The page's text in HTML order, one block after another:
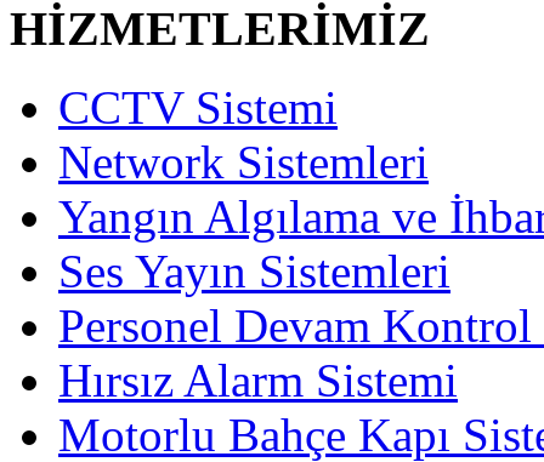
HİZMETLERİMİZ
CCTV Sistemi
Network Sistemleri
Yangın Algılama ve
Ses Yayın Sistemleri
Personel Devam
Hırsız Alarm Sistemi
Motorlu Bahçe Kapı